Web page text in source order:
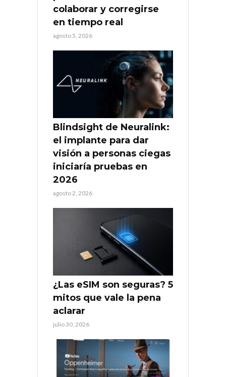
colaborar y corregirse
en tiempo real
agosto 5, 2026
Blindsight de Neuralink:
el implante para dar
visión a personas ciegas
iniciaría pruebas en
2026
agosto 2, 2026
¿Las eSIM son seguras? 5
mitos que vale la pena
aclarar
julio 30, 2026